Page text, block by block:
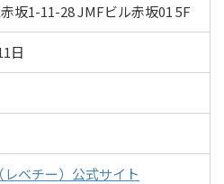
坂1-11-28 JMFビル赤坂01 5F
日
レベチー）公式サイト